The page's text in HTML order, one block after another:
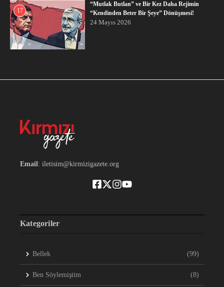
17
“Mutlak Butlan” ve Bir Kez Daha Rejimin
“Kendinden Beter Bir Şeye” Dönüşmesi!
24 Mayıs 2026
Email: iletisim@kirmizigazete.org
Kategoriler
Bellek (99)
Ben Söylemiştim (8)